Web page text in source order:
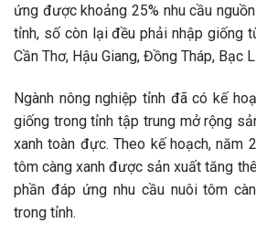
ứng được khoảng 25% nhu cầu
tỉnh, số còn lại đều phải nhập giống
Cần Thơ, Hậu Giang, Đồng Tháp, Bạc
Ngành nông nghiệp tỉnh đã có kế
giống trong tỉnh tập trung mở rộng
xanh toàn đực. Theo kế hoạch, năm
tôm càng xanh được sản xuất tăng
phần đáp ứng nhu cầu nuôi tôm
trong tỉnh.